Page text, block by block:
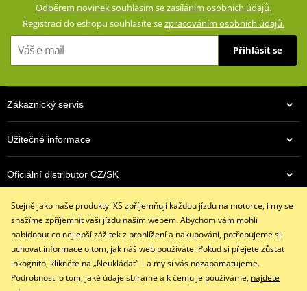
Chrániče a kevlarová tkanina zajistí bezpečnosti při jízdě na
motocyklu.
Přiléhavý střih
Na impaktních plochách zesílené aramidovou tkaninou s
vysokou odolností proti prodření (60% Aramid (Kevlar®) and
40% Polyester)
Výškově nastavitelné chrániče (vyjímatelné, certifikované podle
normy CE)
Komfortní podšívka (100% polyester)
5 kapes (2 boční kapsy, 2 zadní kapsy, 1 kapsička na mince
PDF size chart GMS
PDF GMS SIZE
PDF GMS SIZES
Odběrem novinek souhlasím se zasíláním osobních údajů.
Registrací do eshopu souhlasíte sezpracováním osobních údajů.
Přihlásit se
Zákaznický servis
Užitečné informace
Oficiální distributor CZ/SK
Kontaktujte nás
info@ixs-motopoint.cz
Po - Pá (8:00 - 16:30)
Stejně jako naše produkty iXS zpříjemňují každou jízdu na motorce, i my se
snažíme zpříjemnit vaši jízdu naším webem. Abychom vám mohli
nabídnout co nejlepší zážitek z prohlížení a nakupování, potřebujeme si
uchovat informace o tom, jak náš web používáte. Pokud si přejete zůstat
inkognito, klikněte na „Neukládat“ – a my si vás nezapamatujeme.
Podrobnosti o tom, jaké údaje sbíráme a k čemu je používáme, najdete